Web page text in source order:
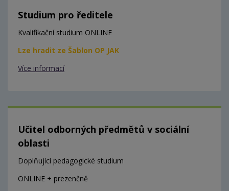
Studium pro ředitele
Kvalifikační studium ONLINE
Lze hradit ze Šablon OP JAK
Více informací
Učitel odborných předmětů v sociální
oblasti
Doplňující pedagogické studium
ONLINE + prezenčně